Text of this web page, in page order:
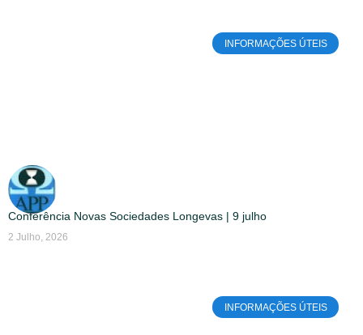
INFORMAÇÕES ÚTEIS
Conferência Novas Sociedades Longevas | 9 julho
2 Julho, 2026
INFORMAÇÕES ÚTEIS